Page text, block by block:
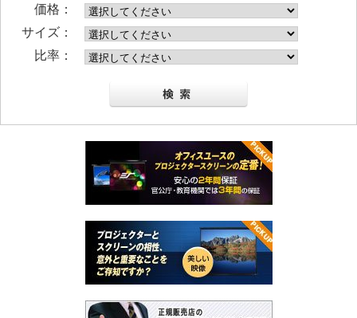
価格：
サイズ：
比率：